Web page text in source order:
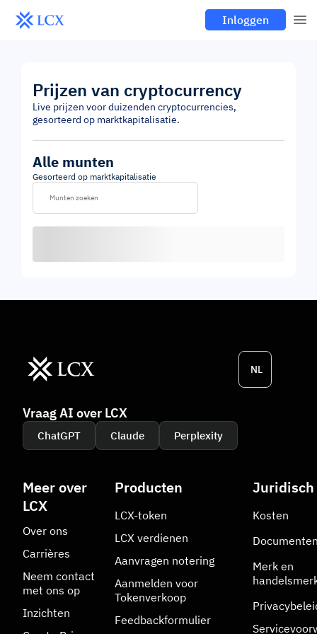
Inloggen
Prijzen van cryptocurrency
Live prijzen voor duizenden cryptocurrencies,
gesorteerd op marktkapitalisatie.
Alle munten
Gesorteerd op marktkapitalisatie
NL
Vraag AI over LCX
ChatGPT Claude Perplexity
Meer over
LCX
Over ons
Carrières
Neem contact
met ons op
Inzichten
Producten
LCX-token
LCX verdienen
Aanvragen notering
Aanmelden voor
Tokenverkoop
Feedbackformulier
Juridisch
Kosten
Merk en